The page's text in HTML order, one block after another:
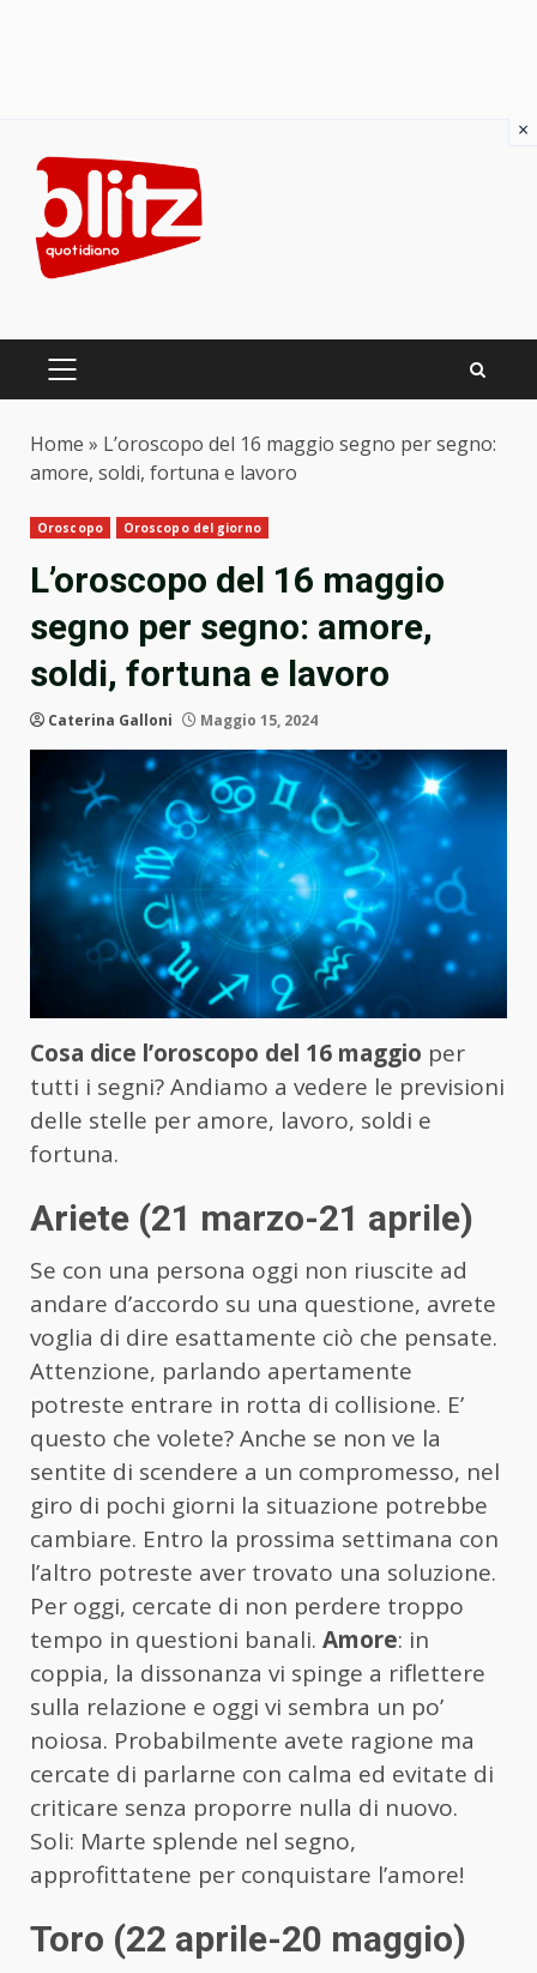
content
PRIMARY
Home » L’oroscopo del 16 maggio segno per segno:
amore, soldi, fortuna e lavoro
Oroscopo Oroscopo del giorno
L’oroscopo del 16 maggio
segno per segno: amore,
soldi, fortuna e lavoro
Caterina Galloni Maggio 15, 2024
Cosa dice l’oroscopo del 16 maggio per
tutti i segni? Andiamo a vedere le previsioni
delle stelle per amore, lavoro, soldi e
fortuna.
Ariete (21 marzo-21 aprile)
Se con una persona oggi non riuscite ad
andare d’accordo su una questione, avrete
voglia di dire esattamente ciò che pensate.
Attenzione, parlando apertamente
potreste entrare in rotta di collisione. E’
questo che volete? Anche se non ve la
sentite di scendere a un compromesso, nel
giro di pochi giorni la situazione potrebbe
cambiare. Entro la prossima settimana con
l’altro potreste aver trovato una soluzione.
Per oggi, cercate di non perdere troppo
tempo in questioni banali. Amore: in
coppia, la dissonanza vi spinge a riflettere
sulla relazione e oggi vi sembra un po’
noiosa. Probabilmente avete ragione ma
cercate di parlarne con calma ed evitate di
criticare senza proporre nulla di nuovo.
Soli: Marte splende nel segno,
approfittatene per conquistare l’amore!
Toro (22 aprile-20 maggio)
×